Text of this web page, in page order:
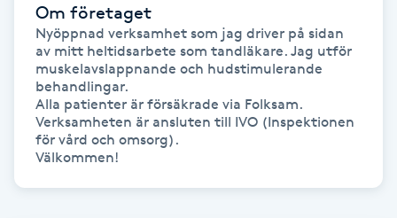
Fransfärgning
Fransförlängning
Fransförlängning Megavolym
Fransförlängning Volym
Om företaget
Nyöppnad verksamhet som jag driver på sidan
av mitt heltidsarbete som tandläkare. Jag utför
muskelavslappnande och hudstimulerande
behandlingar.
Alla patienter är försäkrade via Folksam.
Verksamheten är ansluten till IVO (Inspektionen
för vård och omsorg).
Välkommen!